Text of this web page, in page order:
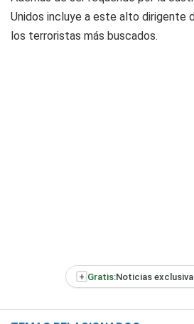
Unidos incluye a este alto dirigente
los terroristas más buscados.
+ Gratis:Noticias